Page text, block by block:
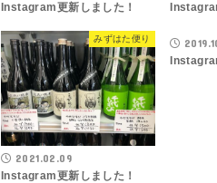
Instagram更新しました！
みずはた便り
2021.02.09
Instagram更新しました！